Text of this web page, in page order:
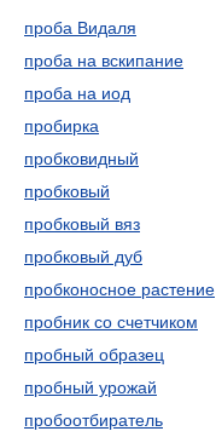
проба Видаля
проба на вскипание
проба на иод
пробирка
пробковидный
пробковый
пробковый вяз
пробковый дуб
пробконосное растение
пробник со счетчиком
пробный образец
пробный урожай
пробоотбиратель